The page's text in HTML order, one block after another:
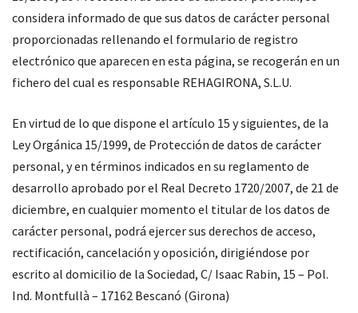
considera informado de que sus datos de carácter personal
proporcionadas rellenando el formulario de registro
electrónico que aparecen en esta página, se recogerán en un
fichero del cual es responsable REHAGIRONA, S.L.U.
En virtud de lo que dispone el artículo 15 y siguientes, de la
Ley Orgánica 15/1999, de Protección de datos de carácter
personal, y en términos indicados en su reglamento de
desarrollo aprobado por el Real Decreto 1720/2007, de 21 de
diciembre, en cualquier momento el titular de los datos de
carácter personal, podrá ejercer sus derechos de acceso,
rectificación, cancelación y oposición, dirigiéndose por
escrito al domicilio de la Sociedad, C/ Isaac Rabin, 15 – Pol.
Ind. Montfullà – 17162 Bescanó (Girona)